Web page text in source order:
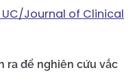
UC/Journal of Clinical
ra để nghiên cứu vắc